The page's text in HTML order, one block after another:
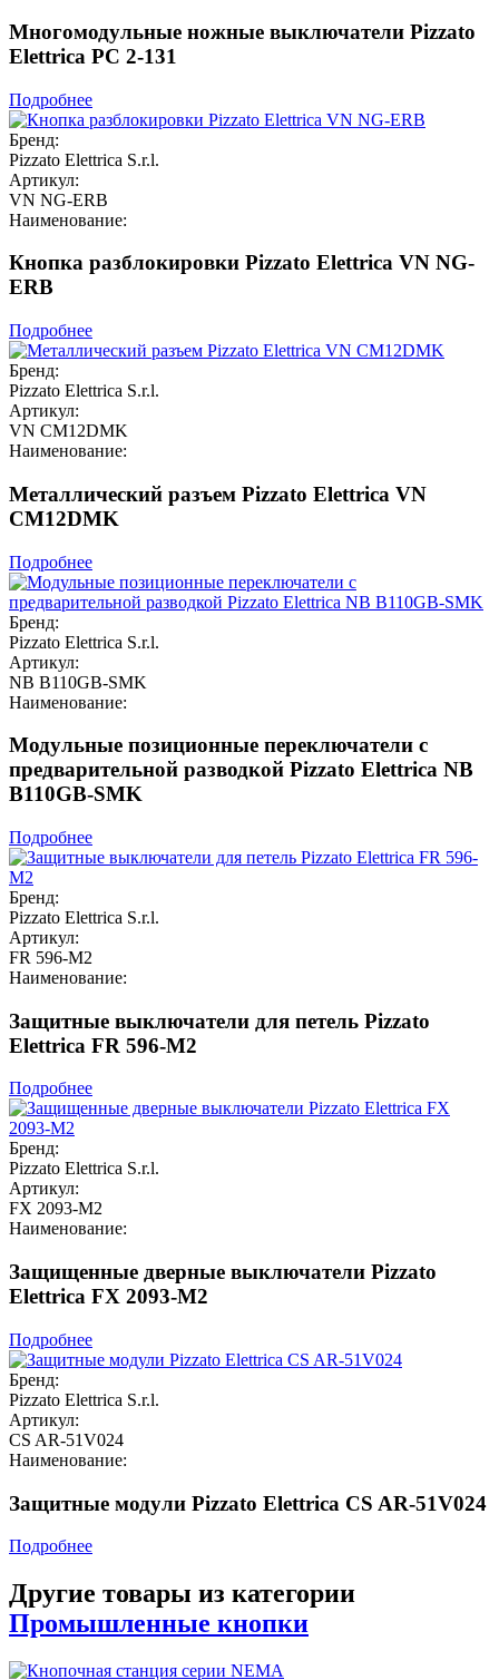
Многомодульные ножные выключатели Pizzato
Elettrica PC 2-131
Подробнее
Бренд:
Pizzato Elettrica S.r.l.
Артикул:
VN NG-ERB
Наименование:
Кнопка разблокировки Pizzato Elettrica VN NG-
ERB
Подробнее
Бренд:
Pizzato Elettrica S.r.l.
Артикул:
VN CM12DMK
Наименование:
Металлический разъем Pizzato Elettrica VN
CM12DMK
Подробнее
Бренд:
Pizzato Elettrica S.r.l.
Артикул:
NB B110GB-SMK
Наименование:
Модульные позиционные переключатели с
предварительной разводкой Pizzato Elettrica NB
B110GB-SMK
Подробнее
Бренд:
Pizzato Elettrica S.r.l.
Артикул:
FR 596-M2
Наименование:
Защитные выключатели для петель Pizzato
Elettrica FR 596-M2
Подробнее
Бренд:
Pizzato Elettrica S.r.l.
Артикул:
FX 2093-M2
Наименование:
Защищенные дверные выключатели Pizzato
Elettrica FX 2093-M2
Подробнее
Бренд:
Pizzato Elettrica S.r.l.
Артикул:
CS AR-51V024
Наименование:
Защитные модули Pizzato Elettrica CS AR-51V024
Подробнее
Другие товары из категории
Промышленные кнопки